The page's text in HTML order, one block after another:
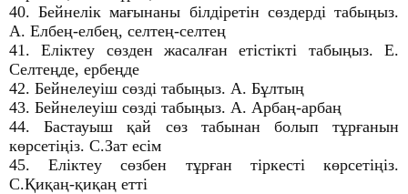
40. Бейнелік мағынаны білдіретін сөздерді табыңыз.
А. Елбең-елбең, селтең-селтең
41. Еліктеу сөзден жасалған етістікті табыңыз. Е.
Селтеңде, ербеңде
42. Бейнелеуіш сөзді табыңыз. А. Бұлтың
43. Бейнелеуіш сөзді табыңыз. А. Арбаң-арбаң
44. Бастауыш қай сөз табынан болып тұрғанын
көрсетіңіз. С.Зат есім
45. Еліктеу сөзбен тұрған тіркесті көрсетіңіз.
С.Қиқаң-қиқаң етті